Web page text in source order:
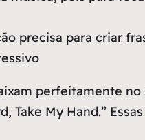
precisa para criar
perfeitamente
Take My Hand.”